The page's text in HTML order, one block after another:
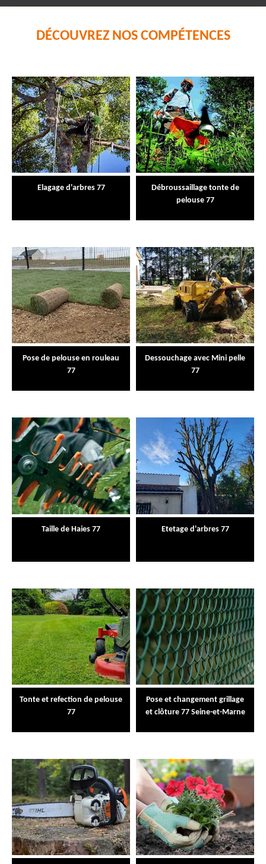
DÉCOUVREZ NOS COMPÉTENCES
Elagage d'arbres 77
Débroussaillage tonte de
pelouse 77
Pose de pelouse en rouleau
77
Dessouchage avec Mini pelle
77
Taille de Haies 77 Etetage d'arbres 77
Tonte et refection de pelouse
77
Pose et changement grillage
et clôture 77 Seine-et-Marne